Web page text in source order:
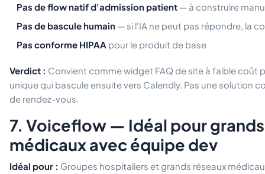
Pas de flow natif d'admission patient — à construire
Pas de bascule humain — si l'IA ne peut pas répondre, la
Pas conforme HIPAA pour le produit de base
Verdict : Convient comme widget FAQ de site à faible coût
unique qui bascule ensuite vers Calendly. Pas une solution
de rendez-vous.
7. Voiceflow — Idéal pour
médicaux avec équipe dev
Idéal pour : Groupes hospitaliers et grands réseaux